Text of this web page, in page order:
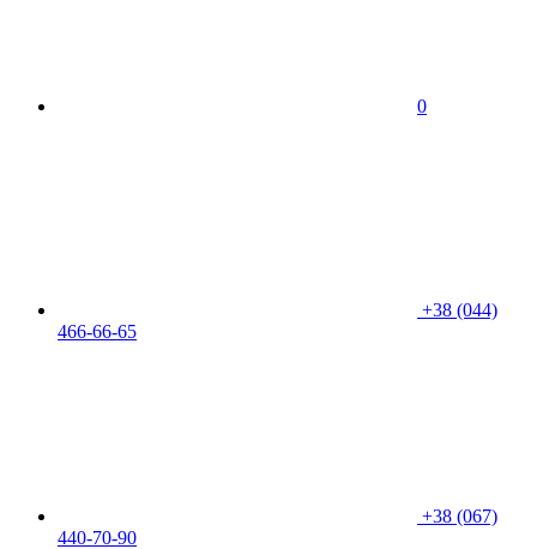
0
+38 (044)
466-66-65
+38 (067)
440-70-90